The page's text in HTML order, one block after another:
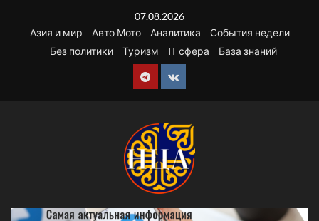
содержимому
07.08.2026
Азия и мир
Авто Мото Аналитика
События недели
Без политики
Туризм IT сфера База знаний
Telegram
VK